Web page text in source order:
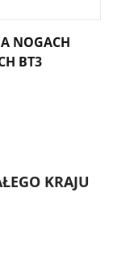
NOGACH
BT3
KRAJU